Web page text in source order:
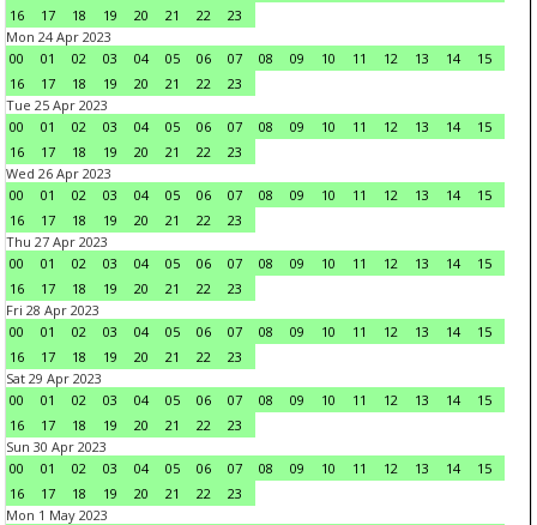
16
17 18 19 20 21 22
23
Mon 24 Apr 2023
00
01 02 03 04 05 06 07 08 09 10 11 12 13 14
15
16
17 18 19 20 21 22
23
Tue 25 Apr 2023
00
01 02 03 04 05 06 07 08 09 10 11 12 13 14
15
16
17 18 19 20 21 22
23
Wed 26 Apr 2023
00
01 02 03 04 05 06 07 08 09 10 11 12 13 14
15
16
17 18 19 20 21 22
23
Thu 27 Apr 2023
00
01 02 03 04 05 06 07 08 09 10 11 12 13 14
15
16
17 18 19 20 21 22
23
Fri 28 Apr 2023
00
01 02 03 04 05 06 07 08 09 10 11 12 13 14
15
16
17 18 19 20 21 22
23
Sat 29 Apr 2023
00
01 02 03 04 05 06 07 08 09 10 11 12 13 14
15
16
17 18 19 20 21 22
23
Sun 30 Apr 2023
00
01 02 03 04 05 06 07 08 09 10 11 12 13 14
15
16
17 18 19 20 21 22
23
Mon 1 May 2023